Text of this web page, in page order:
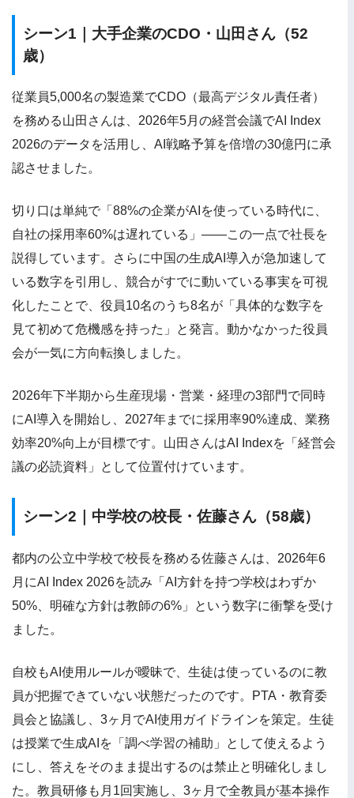
シーン1｜大手企業のCDO・山田さん（52
歳）
従業員5,000名の製造業でCDO（最高デジタル責任者）
を務める山田さんは、2026年5月の経営会議でAI Index
2026のデータを活用し、AI戦略予算を倍増の30億円に承
認させました。
切り口は単純で「88%の企業がAIを使っている時代に、
自社の採用率60%は遅れている」——この一点で社長を
説得しています。さらに中国の生成AI導入が急加速して
いる数字を引用し、競合がすでに動いている事実を可視
化したことで、役員10名のうち8名が「具体的な数字を
見て初めて危機感を持った」と発言。動かなかった役員
会が一気に方向転換しました。
2026年下半期から生産現場・営業・経理の3部門で同時
にAI導入を開始し、2027年までに採用率90%達成、業務
効率20%向上が目標です。山田さんはAI Indexを「経営会
議の必読資料」として位置付けています。
シーン2｜中学校の校長・佐藤さん（58歳）
都内の公立中学校で校長を務める佐藤さんは、2026年6
月にAI Index 2026を読み「AI方針を持つ学校はわずか
50%、明確な方針は教師の6%」という数字に衝撃を受け
ました。
自校もAI使用ルールが曖昧で、生徒は使っているのに教
員が把握できていない状態だったのです。PTA・教育委
員会と協議し、3ヶ月でAI使用ガイドラインを策定。生徒
は授業で生成AIを「調べ学習の補助」として使えるよう
にし、答えをそのまま提出するのは禁止と明確化しまし
た。教員研修も月1回実施し、3ヶ月で全教員が基本操作